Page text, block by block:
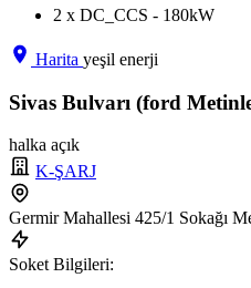
2 x DC_CCS - 180kW
Harita yeşil enerji
Sivas Bulvarı (ford
halka açık
K-ŞARJ
Germir Mahallesi 425/1 Sokağı
Soket Bilgileri: